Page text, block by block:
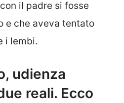
il padre si fosse
e che aveva tentato
i lembi.
udienza
reali. Ecco